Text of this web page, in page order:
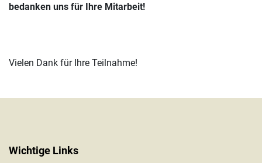
bedanken uns für Ihre Mitarbeit!
Vielen Dank für Ihre Teilnahme!
Wichtige Links